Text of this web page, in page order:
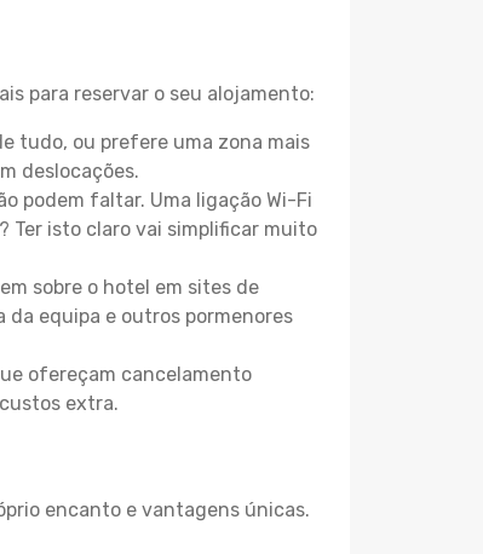
para reservar o seu alojamento:
tudo, ou prefere uma zona mais
deslocações.
podem faltar. Uma ligação Wi-Fi
Ter isto claro vai simplificar muito
sobre o hotel em sites de
da equipa e outros pormenores
ofereçam cancelamento
extra.
encanto e vantagens únicas.